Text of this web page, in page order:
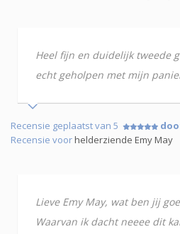
Heel fijn en duidelijk tweede
echt geholpen met mijn
Recensie geplaatst van 5
Recensie voorhelderziende Emy May
Lieve Emy May, wat ben jij
Waarvan ik dacht neeee dit